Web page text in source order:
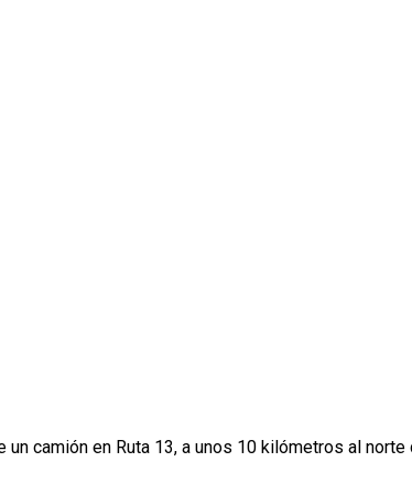
camión en Ruta 13, a unos 10 kilómetros al norte